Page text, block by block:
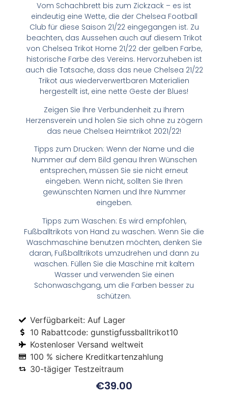
Vom Schachbrett bis zum Zickzack – es ist
eindeutig eine Wette, die der Chelsea Football
Club für diese Saison 21/22 eingegangen ist. Zu
beachten, das Aussehen auch auf diesem Trikot
von Chelsea Trikot Home 21/22 der gelben Farbe,
historische Farbe des Vereins. Hervorzuheben ist
auch die Tatsache, dass das neue Chelsea 21/22
Trikot aus wiederverwertbaren Materialien
hergestellt ist, eine nette Geste der Blues!
Zeigen Sie Ihre Verbundenheit zu Ihrem
Herzensverein und holen Sie sich ohne zu zögern
das neue Chelsea Heimtrikot 2021/22!
Tipps zum Drucken: Wenn der Name und die
Nummer auf dem Bild genau Ihren Wünschen
entsprechen, müssen Sie sie nicht erneut
eingeben. Wenn nicht, sollten Sie Ihren
gewünschten Namen und Ihre Nummer
eingeben.
Tipps zum Waschen: Es wird empfohlen,
Fußballtrikots von Hand zu waschen. Wenn Sie die
Waschmaschine benutzen möchten, denken Sie
daran, Fußballtrikots umzudrehen und dann zu
waschen. Füllen Sie die Maschine mit kaltem
Wasser und verwenden Sie einen
Schonwaschgang, um die Farben besser zu
schützen.
Verfügbarkeit: Auf Lager
10 Rabattcode: gunstigfussballtrikot10
Kostenloser Versand weltweit
100 % sichere Kreditkartenzahlung
30-tägiger Testzeitraum
€39.00